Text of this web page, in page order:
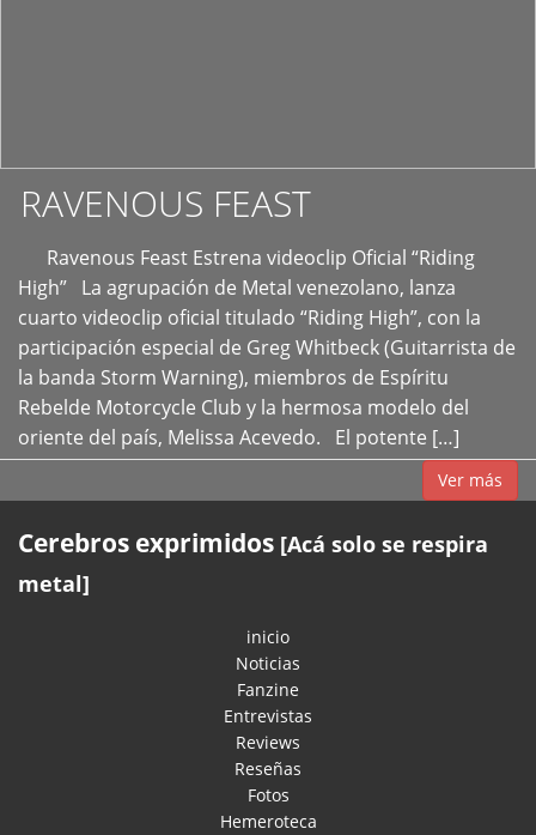
RAVENOUS FEAST
Ravenous Feast Estrena videoclip Oficial “Riding
High” La agrupación de Metal venezolano, lanza
cuarto videoclip oficial titulado “Riding High”, con la
participación especial de Greg Whitbeck (Guitarrista de
la banda Storm Warning), miembros de Espíritu
Rebelde Motorcycle Club y la hermosa modelo del
oriente del país, Melissa Acevedo. El potente […]
Ver más
Cerebros exprimidos [Acá solo se respira
metal]
inicio
Noticias
Fanzine
Entrevistas
Reviews
Reseñas
Fotos
Hemeroteca